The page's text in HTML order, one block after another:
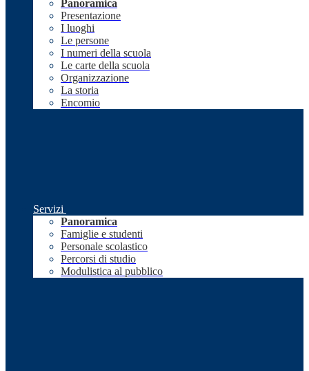
Panoramica
Presentazione
I luoghi
Le persone
I numeri della scuola
Le carte della scuola
Organizzazione
La storia
Encomio
Servizi
Panoramica
Famiglie e studenti
Personale scolastico
Percorsi di studio
Modulistica al pubblico